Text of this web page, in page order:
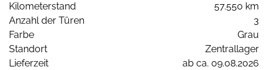
Kilometerstand
57.550 km
Anzahl der Türen
3
Farbe
Grau
Standort
Zentrallager
Lieferzeit
ab ca. 09.08.2026